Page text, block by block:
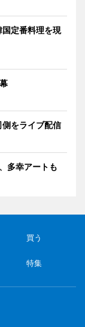
定番料理を現
をライブ配信
多幸アートも
買う
特集